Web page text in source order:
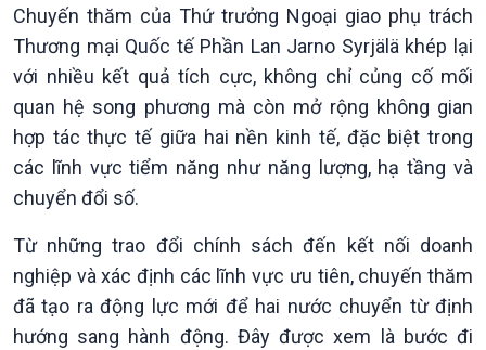
E-Magazine
Chuyến thăm của Thứ trưởng Ngoại giao phụ trách
Thương mại Quốc tế Phần Lan Jarno Syrjälä khép lại
với nhiều kết quả tích cực, không chỉ củng cố mối
quan hệ song phương mà còn mở rộng không gian
hợp tác thực tế giữa hai nền kinh tế, đặc biệt trong
các lĩnh vực tiểm năng như năng lượng, hạ tầng và
chuyển đổi số.
Từ những trao đổi chính sách đến kết nối doanh
nghiệp và xác định các lĩnh vực ưu tiên, chuyến thăm
đã tạo ra động lực mới để hai nước chuyển từ định
hướng sang hành động. Đây được xem là bước đi